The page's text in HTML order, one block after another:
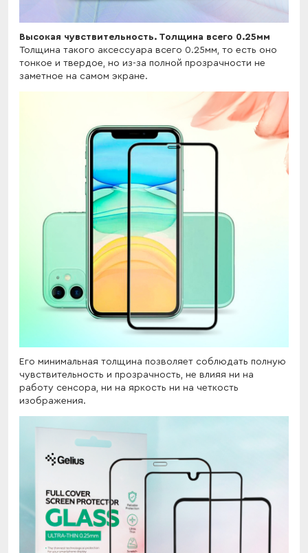
Высокая чувствительность. Толщина всего 0.25мм
Толщина такого аксессуара всего 0.25мм, то есть оно
тонкое и твердое, но из-за полной прозрачности не
заметное на самом экране.
Его минимальная толщина позволяет соблюдать полную
чувствительность и прозрачность, не влияя ни на
работу сенсора, ни на яркость ни на четкость
изображения.